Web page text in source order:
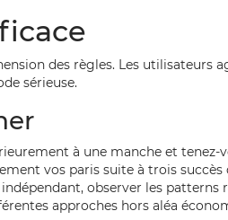
des règles. Les
sérieuse.
à une manche et
vos paris suite à trois
observer les
approches hors aléa